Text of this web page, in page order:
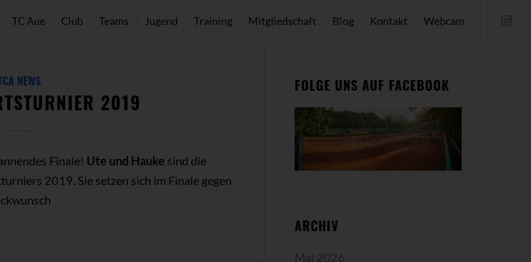
TC Aue Club Teams Jugend Training Mitgliedschaft Blog Kontakt Webcam
NEWS
2019
Finale! Ute und Hauke sind die
2019. Sie setzen sich im Finale gegen
FOLGE UNS AUF FACEBOOK
ARCHIV
Mai 2026